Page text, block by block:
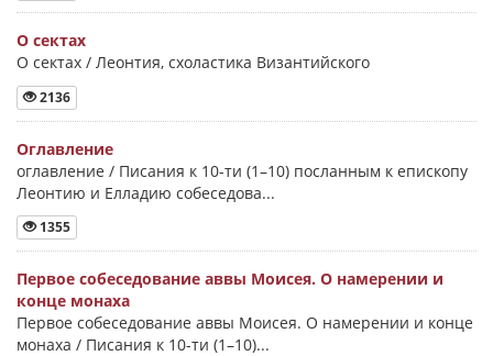
О сектах
О сектах / Леонтия, схоластика Византийского
2136
Оглавление
оглавление / Писания к 10-ти (1–10) посланным к епископу
Леонтию и Елладию собеседова...
1355
Первое собеседование аввы Моисея. О намерении и
конце монаха
Первое собеседование аввы Моисея. О намерении и конце
монаха / Писания к 10-ти (1–10)...